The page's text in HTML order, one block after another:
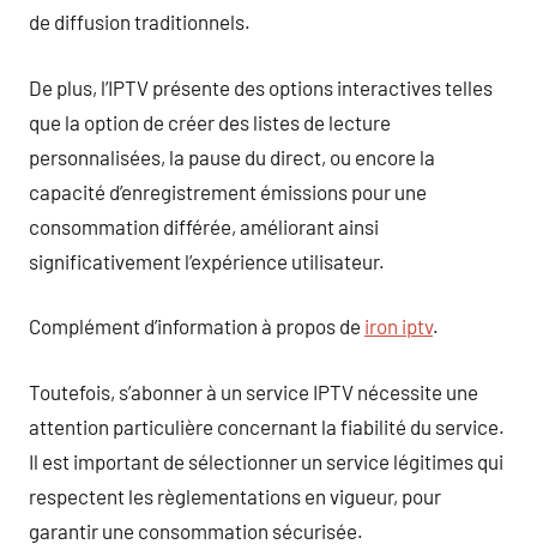
de diffusion traditionnels.
De plus, l’IPTV présente des options interactives telles
que la option de créer des listes de lecture
personnalisées, la pause du direct, ou encore la
capacité d’enregistrement émissions pour une
consommation différée, améliorant ainsi
significativement l’expérience utilisateur.
Complément d’information à propos de iron iptv.
Toutefois, s’abonner à un service IPTV nécessite une
attention particulière concernant la fiabilité du service.
Il est important de sélectionner un service légitimes qui
respectent les règlementations en vigueur, pour
garantir une consommation sécurisée.